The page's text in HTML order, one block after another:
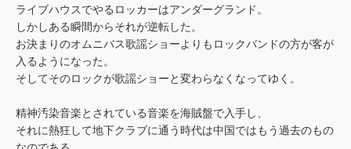
ライブハウスでやるロッカーはアンダーグランド。
しかしある瞬間からそれが逆転した。
お決まりのオムニバス歌謡ショーよりもロックバンドの方が客が
入るようになった。
そしてそのロックが歌謡ショーと変わらなくなってゆく。
精神汚染音楽とされている音楽を海賊盤で入手し、
それに熱狂して地下クラブに通う時代は中国ではもう過去のもの